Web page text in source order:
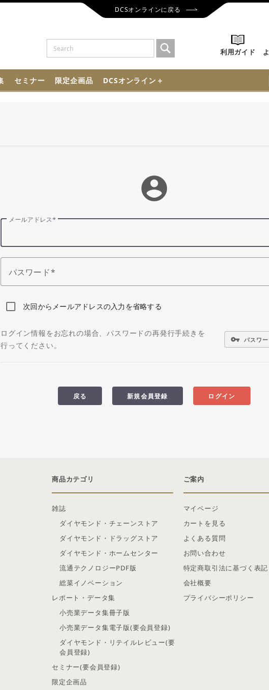
DCSオンラインに戻る
利用ガイド
セミナー 限定企画品 DCSオンライン＋
account_circle
メールアドレス
パスワード
次回からメールアドレスの入力を省略する
ログイン情報をお忘れの場合、パスワードの再発行手続きを
行ってください。
vpn_key パスワ
ログイン
新規会員登録
戻る
商品カテゴリ
雑誌
ダイヤモンド・チェーンストア
ダイヤモンド・ドラッグストア
ダイヤモンド・ホームセンター
流通テクノロジーPDF版
総菜イノベーション
レポート・データ集
小売業データ集冊子版
小売業データ集電子版(要会員登録)
ダイヤモンド・リテイルレビュー(要
会員登録)
セミナー(要会員登録)
限定企画品
ご案内
マイページ
カートを見る
よくある質問
お問い合わせ
特定商取引法に基づく表記
会社概要
プライバシーポリシー